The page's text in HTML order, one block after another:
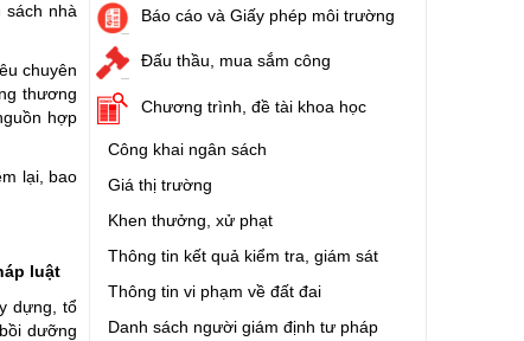
nhà
chuyên
thương
hợp
lại, bao
luật
dựng, tổ
dưỡng
Báo cáo và Giấy phép môi trường
Đấu thầu, mua sắm công
Chương trình, đề tài khoa học
Công khai ngân sách
Giá thị trường
Khen thưởng, xử phạt
Thông tin kết quả kiểm tra, giám sát
Thông tin vi phạm về đất đai
Danh sách người giám định tư pháp